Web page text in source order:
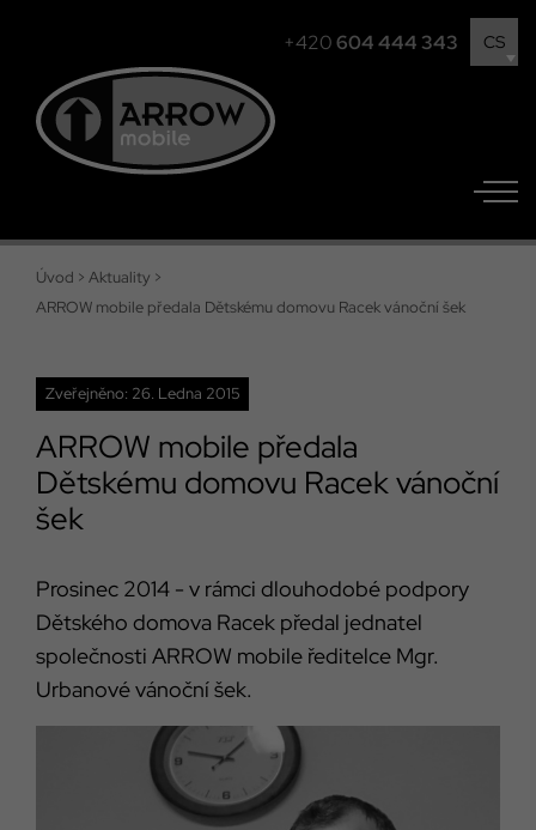
+420604 444 343 CS
Úvod > Aktuality >
ARROW mobile předala Dětskému domovu Racek vánoční šek
Zveřejněno: 26. Ledna 2015
ARROW mobile předala
Dětskému domovu Racek vánoční
šek
Prosinec 2014 - v rámci dlouhodobé podpory
Dětského domova Racek předal jednatel
společnosti ARROW mobile ředitelce Mgr.
Urbanové vánoční šek.